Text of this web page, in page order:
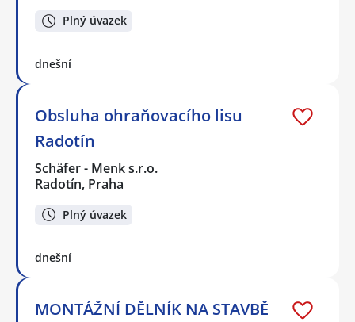
Plný úvazek
dnešní
Obsluha ohraňovacího lisu
Radotín
Schäfer - Menk s.r.o.
Radotín, Praha
Plný úvazek
dnešní
MONTÁŽNÍ DĚLNÍK NA STAVBĚ